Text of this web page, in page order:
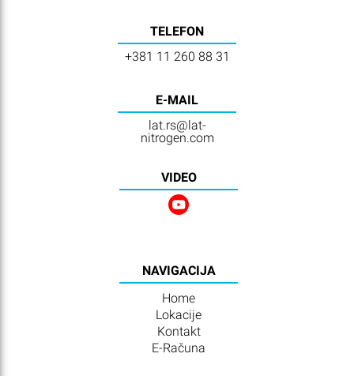
TELEFON
+381 11 260 88 31
E-MAIL
lat.rs@lat-
nitrogen.com
VIDEO
NAVIGACIJA
Home
Lokacije
Kontakt
E-Računa